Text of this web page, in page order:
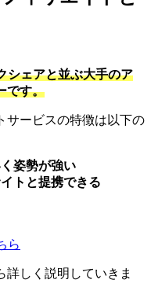
シェアと並ぶ大手のア
です。
サービスの特徴は以下の
姿勢が強い
トと提携できる
ら
詳しく説明していきま